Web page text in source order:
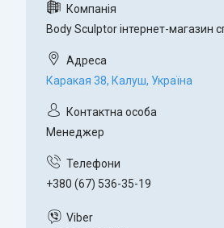
Body Sculptor інтернет-магазин
Каракая 38, Калуш, Україна
Менеджер
+380 (67) 536-35-19